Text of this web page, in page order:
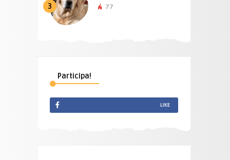
3 77
Participa!
LIKE